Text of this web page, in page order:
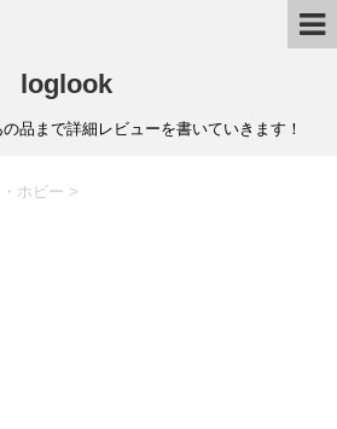
loglook
品まで詳細レビューを書いていきます！
ホビー >